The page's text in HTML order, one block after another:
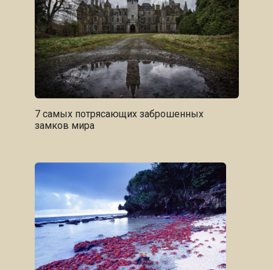
7 самых потрясающих заброшенных
замков мира